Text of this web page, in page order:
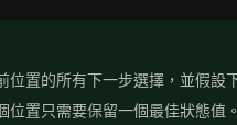
位置的所有下一步選擇，並假
置只需要保留一個最佳狀態值。